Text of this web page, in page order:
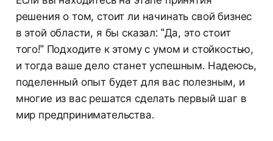
решения о том, стоит ли начинать свой бизнес
в этой области, я бы сказал: "Да, это стоит
того!" Подходите к этому с умом и стойкостью,
и тогда ваше дело станет успешным. Надеюсь,
поделенный опыт будет для вас полезным, и
многие из вас решатся сделать первый шаг в
мир предпринимательства.